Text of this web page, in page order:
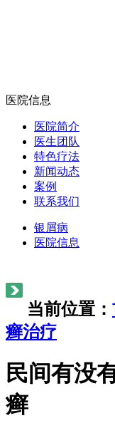
医院信息
医院简介
医生团队
特色疗法
新闻动态
案例
联系我们
银屑病
医院信息
当前位置：
癣治疗
民间有没
癣